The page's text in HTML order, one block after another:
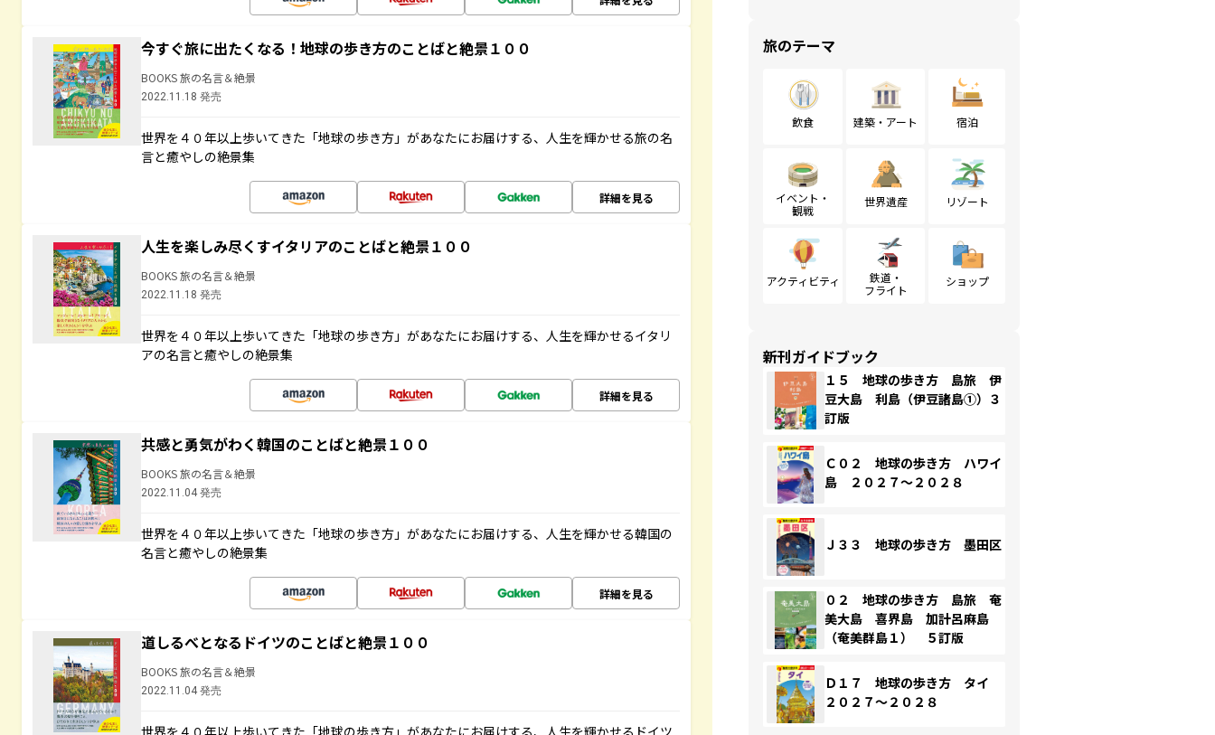
今すぐ旅に出たくなる！地球の歩き方のことばと絶景１００
BOOKS 旅の名言＆絶景
2022.11.18 発売
世界を４０年以上歩いてきた「地球の歩き方」があなたにお届けする、人生を輝かせる旅の名
言と癒やしの絶景集
詳細を見る
人生を楽しみ尽くすイタリアのことばと絶景１００
BOOKS 旅の名言＆絶景
2022.11.18 発売
世界を４０年以上歩いてきた「地球の歩き方」があなたにお届けする、人生を輝かせるイタリ
アの名言と癒やしの絶景集
詳細を見る
共感と勇気がわく韓国のことばと絶景１００
BOOKS 旅の名言＆絶景
2022.11.04 発売
世界を４０年以上歩いてきた「地球の歩き方」があなたにお届けする、人生を輝かせる韓国の
名言と癒やしの絶景集
詳細を見る
道しるべとなるドイツのことばと絶景１００
BOOKS 旅の名言＆絶景
2022.11.04 発売
世界を４０年以上歩いてきた「地球の歩き方」があなたにお届けする、人生を輝かせるドイツ
旅のテーマ
飲食 建築・アート 宿泊
イベント・
観戦
世界遺産 リゾート
アクティビティ
鉄道・
フライト
ショップ
新刊ガイドブック
１５ 地球の歩き方 島旅 伊
豆大島 利島（伊豆諸島①）３
訂版
Ｃ０２ 地球の歩き方 ハワイ
島 ２０２７～２０２８
Ｊ３３ 地球の歩き方 墨田区
０２ 地球の歩き方 島旅 奄
美大島 喜界島 加計呂麻島
（奄美群島１） ５訂版
Ｄ１７ 地球の歩き方 タイ
２０２７～２０２８